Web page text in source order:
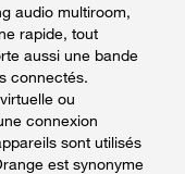
audio multiroom,
rapide, tout
aussi une bande
connectés.
ou
connexion
sont utilisés
est synonyme